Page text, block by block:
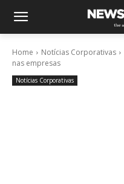
Home Notícias Corporativas
nas empresas
Notícias Corporativas